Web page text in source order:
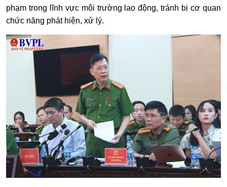
phạm trong lĩnh vực môi trường lao động, tránh bị cơ quan
chức năng phát hiện, xử lý.